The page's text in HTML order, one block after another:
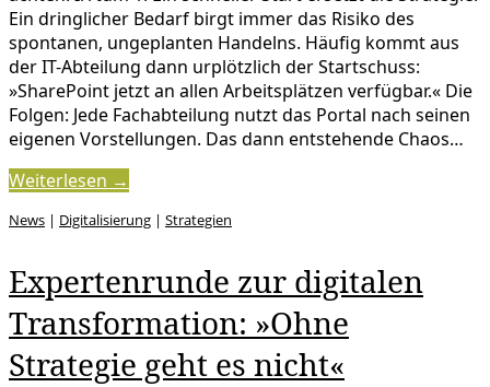
Ein dringlicher Bedarf birgt immer das Risiko des
spontanen, ungeplanten Handelns. Häufig kommt aus
der IT-Abteilung dann urplötzlich der Startschuss:
»SharePoint jetzt an allen Arbeitsplätzen verfügbar.« Die
Folgen: Jede Fachabteilung nutzt das Portal nach seinen
eigenen Vorstellungen. Das dann entstehende Chaos…
Weiterlesen →
News | Digitalisierung | Strategien
Expertenrunde zur digitalen
Transformation: »Ohne
Strategie geht es nicht«